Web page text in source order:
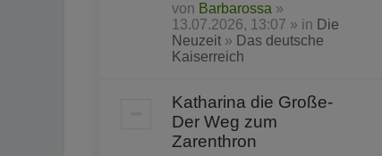
von Barbarossa »
13.07.2026, 13:07 » in Die
Neuzeit » Das deutsche
Kaiserreich
Katharina die Große-
Der Weg zum
Zarenthron